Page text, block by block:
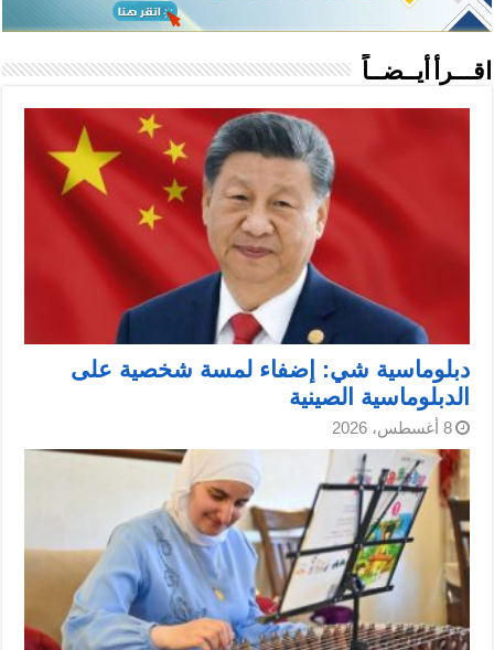
اقـــرأ أيــضــاً
دبلوماسية شي: إضفاء لمسة شخصية على
الدبلوماسية الصينية
8 أغسطس، 2026